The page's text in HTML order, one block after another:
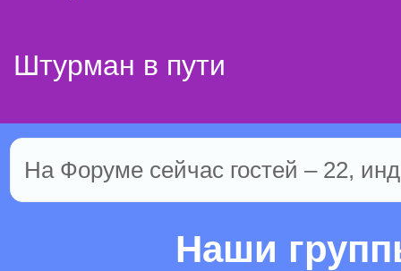
Штурман в пути
На Форуме сейчас гостей – 22,
Наши